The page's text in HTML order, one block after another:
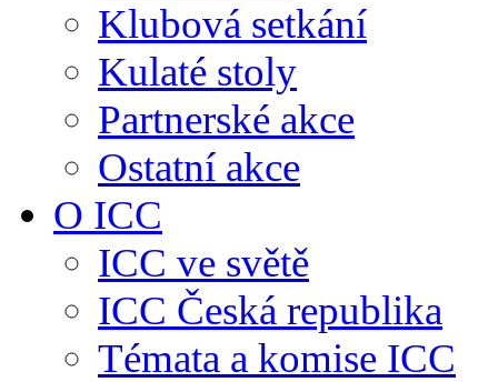
Klubová setkání
Kulaté stoly
Partnerské akce
Ostatní akce
O ICC
ICC ve světě
ICC Česká republika
Témata a komise ICC